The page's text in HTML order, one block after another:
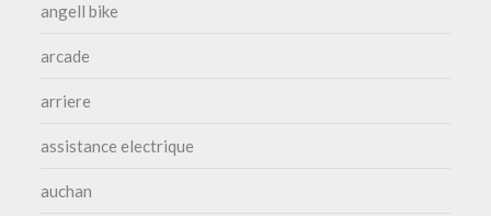
angell bike
arcade
arriere
assistance electrique
auchan